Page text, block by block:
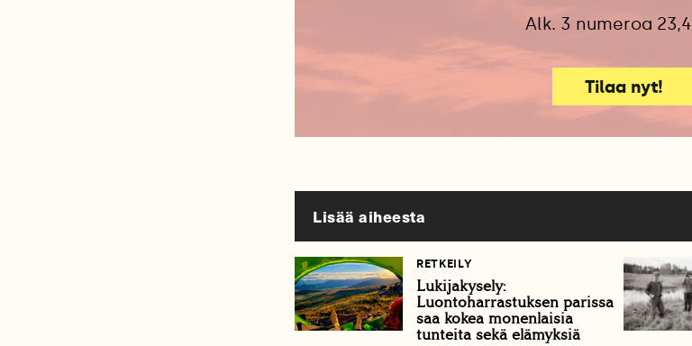
Alk. 3 numeroa
Tilaa nyt!
Lisää aiheesta
RETKEILY
Lukijakysely:
Luontoharrastuksen parissa
saa kokea monenlaisia
tunteita sekä elämyksiä